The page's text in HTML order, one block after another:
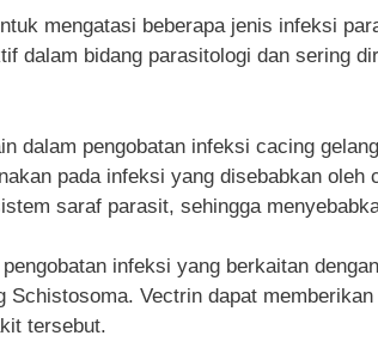
mengatasi beberapa jenis infeksi
dalam bidang parasitologi dan sering
dalam pengobatan infeksi cacing
pada infeksi yang disebabkan oleh
saraf parasit, sehingga
infeksi yang berkaitan
Vectrin dapat
tersebut.